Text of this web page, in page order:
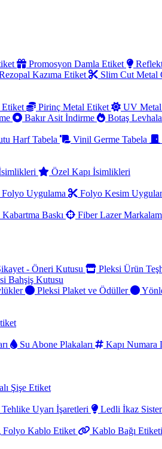
Promosyon Damla Etiket
Kazıma Etiket Slim Cut Metal
Etiket Pirinç Metal Etiket UV
Bakır Asit İndirme
Botaş
Harf Tabela Vinil Germe Tabela
Özel Kapı İsimlikleri
Uygulama Folyo Kesim
Baskı Fiber Lazer
- Öneri Kutusu Pleksi Ürün
Bahşiş Kutusu
Pleksi Plaket ve Ödüller
Su Abone Plakaları
Kapı Numara
Şişe Etiket
Tehlike Uyarı İşaretleri
Ledli İkaz
Folyo Kablo Etiket Kablo Bağı Etiketi